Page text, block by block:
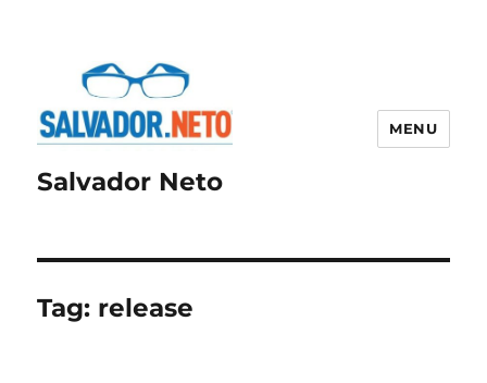
Salvador Neto
MENU
Tag: release